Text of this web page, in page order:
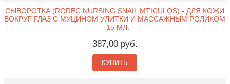
СЫВОРОТКА (ROREC NURSING SNAIL MTICULOS) - ДЛЯ КОЖИ
ВОКРУГ ГЛАЗ С МУЦИНОМ УЛИТКИ И МАССАЖНЫМ РОЛИКОМ
– 15 МЛ.
387,00 руб.
КУПИТЬ